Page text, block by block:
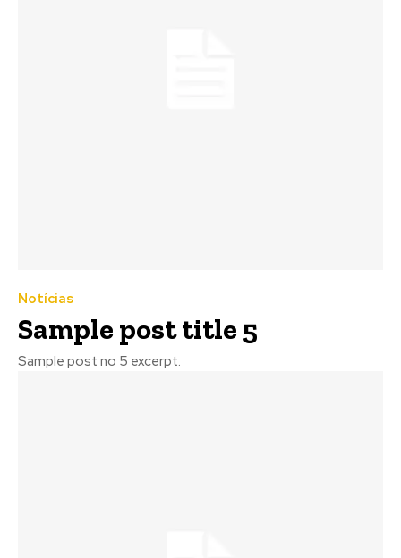
Notícias
Sample post title 5
Sample post no 5 excerpt.